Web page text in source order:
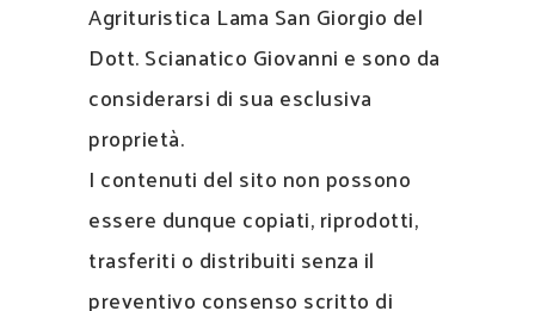
Agrituristica Lama San Giorgio del
Dott. Scianatico Giovanni e sono da
considerarsi di sua esclusiva
proprietà.
I contenuti del sito non possono
essere dunque copiati, riprodotti,
trasferiti o distribuiti senza il
preventivo consenso scritto di